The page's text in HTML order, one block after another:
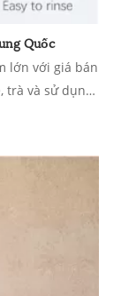
Quốc
lớn với giá bán
trà và sử dụng
phê, súp, trà,
lò vi sóng an